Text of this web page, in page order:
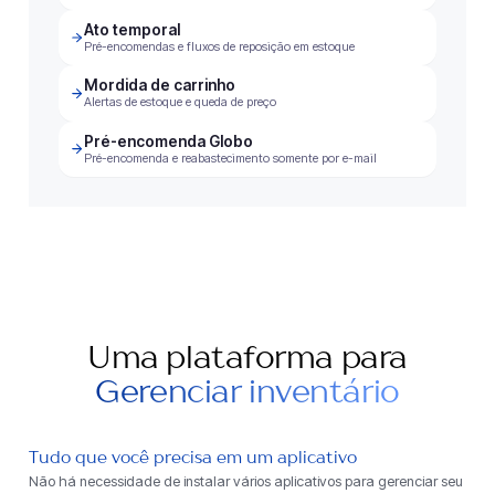
Ato temporal
Pré-encomendas e fluxos de reposição em estoque
Mordida de carrinho
Alertas de estoque e queda de preço
Pré-encomenda Globo
Pré-encomenda e reabastecimento somente por e-mail
Uma plataforma para
Gerenciar inventário
Tudo que você precisa em um aplicativo
Não há necessidade de instalar vários aplicativos para gerenciar seu